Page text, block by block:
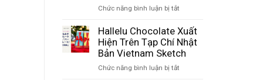
quốc
–
Hành
Với
Chứng
Nhận
Chức năng bình luận bị tắt
Gì
Khiến
Hallelu
Hallelu Chocolate Xuất
Hiện Trên Tạp Chí Nhật
Bản Vietnam Sketch
Chức năng bình luận bị tắt